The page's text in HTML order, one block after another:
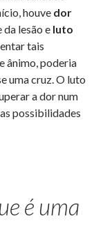
houve dor
lesão e luto
tais
ânimo, poderia
uma cruz. O luto
a dor num
possibilidades
é uma